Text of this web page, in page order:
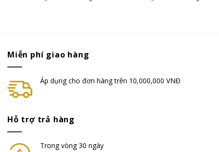
Miễn phí giao hàng
Áp dụng cho đơn hàng trên 10,000,000 VNĐ
Hỗ trợ trả hàng
Trong vòng 30 ngày